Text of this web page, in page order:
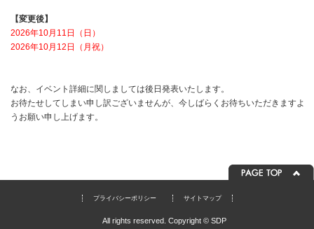
【変更後】
2026年10月11日（日）
2026年10月12日（月祝）
なお、イベント詳細に関しましては後日発表いたします。
お待たせしてしまい申し訳ございませんが、今しばらくお待ちいただきますよ
うお願い申し上げます。
プライバシーポリシー サイトマップ
All rights reserved. Copyright © SDP